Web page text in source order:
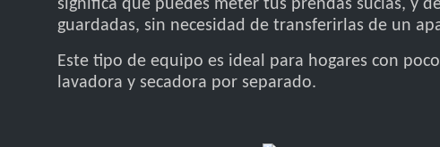
significa que puedes meter tus prendas sucias, y
guardadas, sin necesidad de transferirlas de un
Este tipo de equipo es ideal para hogares con
lavadora y secadora por separado.